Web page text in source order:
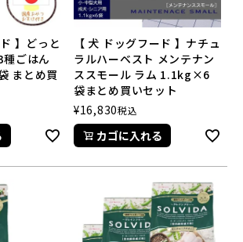
】どっと
ごはん
まとめ買
【 犬 ドッグフード 】ナチュ
ラルハーベスト メンテナン
ススモール ラム 1.1kg×6
袋まとめ買いセット
¥16,830税込
カゴに入れる